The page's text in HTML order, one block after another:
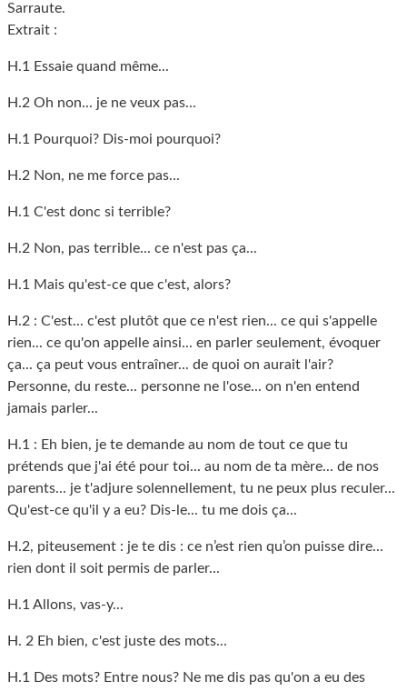
Sarraute.
Extrait :
H.1 Essaie quand même...
H.2 Oh non... je ne veux pas...
H.1 Pourquoi? Dis-moi pourquoi?
H.2 Non, ne me force pas...
H.1 C'est donc si terrible?
H.2 Non, pas terrible... ce n'est pas ça...
H.1 Mais qu'est-ce que c'est, alors?
H.2 : C'est... c'est plutôt que ce n'est rien... ce qui s'appelle
rien... ce qu'on appelle ainsi... en parler seulement, évoquer
ça... ça peut vous entraîner... de quoi on aurait l'air?
Personne, du reste... personne ne l'ose... on n'en entend
jamais parler...
H.1 : Eh bien, je te demande au nom de tout ce que tu
prétends que j'ai été pour toi... au nom de ta mère... de nos
parents... je t'adjure solennellement, tu ne peux plus reculer...
Qu'est-ce qu'il y a eu? Dis-le... tu me dois ça...
H.2, piteusement : je te dis : ce n’est rien qu’on puisse dire...
rien dont il soit permis de parler...
H.1 Allons, vas-y...
H. 2 Eh bien, c'est juste des mots...
H.1 Des mots? Entre nous? Ne me dis pas qu'on a eu des